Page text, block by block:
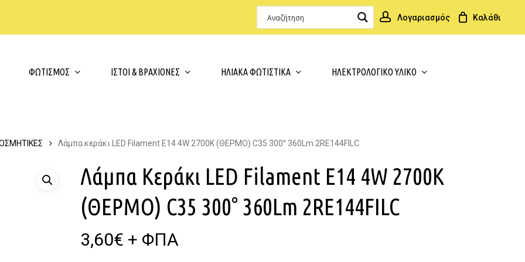
Λογαριασμός
ΦΩΤΙΣΜΟΣ ΙΣΤΟΙ & ΒΡΑΧΙΟΝΕΣ ΗΛΙΑΚΑ ΦΩΤΙΣΤΙΚΑ ΗΛΕΚΤΡΟΛΟΓΙΚΟ ΥΛΙΚΟ
Cart
Λάμπα κεράκι LED Filament E14 4W 2700K (ΘΕΡΜΟ) C35 300° 360Lm 2RE144FILC
Λάμπα Κεράκι LED Filament E14 4W 2700K
(ΘΕΡΜΟ) C35 300° 360Lm 2RE144FILC
3,60€ + ΦΠΑ